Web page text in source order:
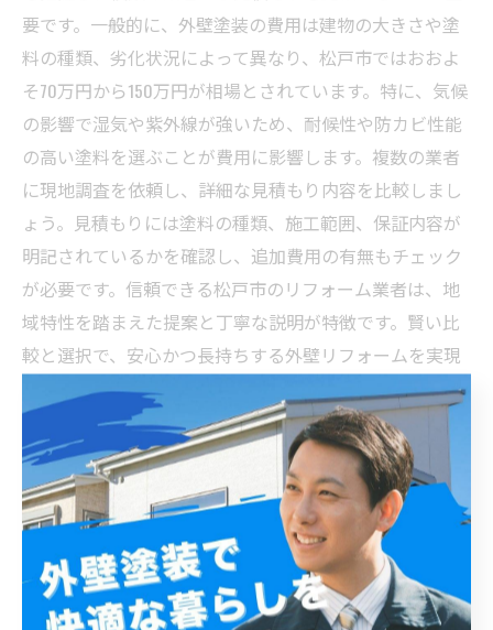
要です。一般的に、外壁塗装の費用は建物の大きさや塗
料の種類、劣化状況によって異なり、松戸市ではおおよ
そ70万円から150万円が相場とされています。特に、気候
の影響で湿気や紫外線が強いため、耐候性や防カビ性能
の高い塗料を選ぶことが費用に影響します。複数の業者
に現地調査を依頼し、詳細な見積もり内容を比較しまし
ょう。見積もりには塗料の種類、施工範囲、保証内容が
明記されているかを確認し、追加費用の有無もチェック
が必要です。信頼できる松戸市のリフォーム業者は、地
域特性を踏まえた提案と丁寧な説明が特徴です。賢い比
較と選択で、安心かつ長持ちする外壁リフォームを実現
しましょう。
5. 信頼できる業者の選び方と注意点：松戸市の外壁
塗装リフォームで後悔しないために
松戸市における外壁塗装リフォームで後悔しないために
は、信頼できる業者の選び方が非常に重要です。まず、